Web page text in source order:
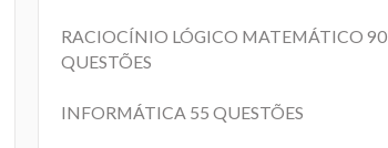
RACIOCÍNIO LÓGICO MATEMÁTICO 90
QUESTÕES
INFORMÁTICA 55 QUESTÕES